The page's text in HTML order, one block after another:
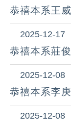
恭禧本系王
大學系統年
獲工程領域
2025-12-17
恭禧本系莊
大學系統年
獲工程領域
2025-12-08
恭禧本系李
太及熱流學
報獎「第二
2025-12-08